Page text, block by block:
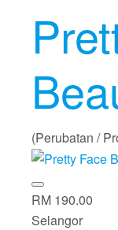
(Perubatan /
RM 190.00
Selangor